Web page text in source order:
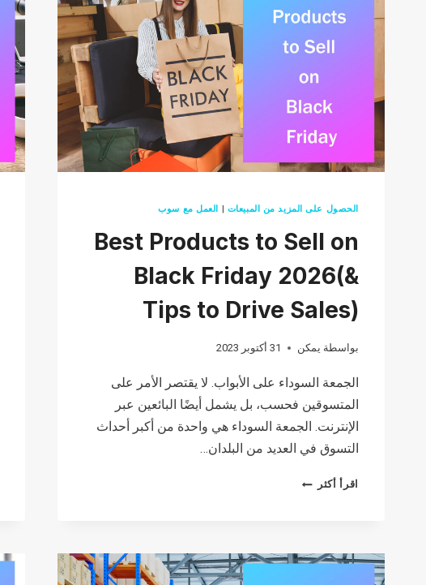
الحصول على المزيد من المبيعات | العمل مع سوب
Best Products to Sell on
Black Friday 2026(&
Tips to Drive Sales)
بواسطة يمكن 31 أكتوبر 2023
الجمعة السوداء على الأبواب. لا يقتصر الأمر على
المتسوقين فحسب، بل يشمل أيضًا البائعين عبر
الإنترنت. الجمعة السوداء هي واحدة من أكبر أحداث
التسوق في العديد من البلدان…
اقرأ أكثر
BEST